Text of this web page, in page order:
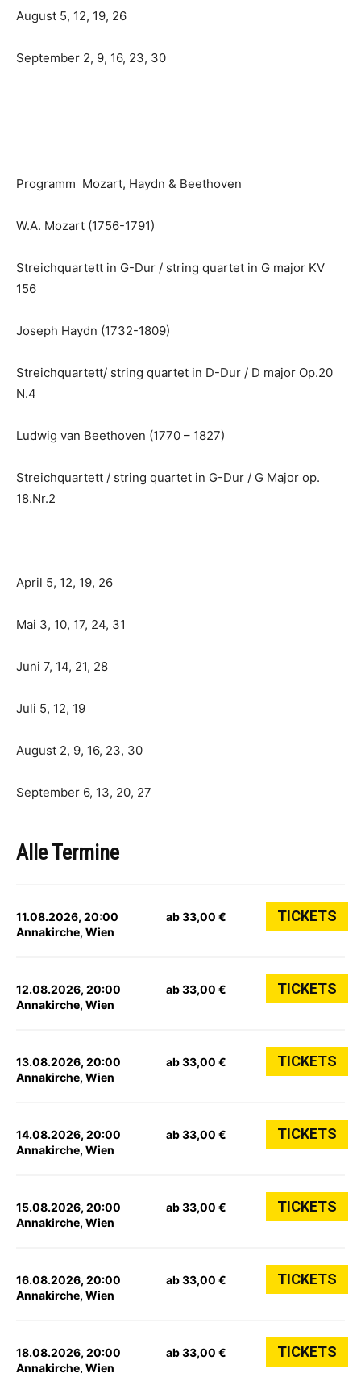
August 5, 12, 19, 26
September 2, 9, 16, 23, 30
Programm Mozart, Haydn & Beethoven
W.A. Mozart (1756-1791)
Streichquartett in G-Dur / string quartet in G major KV
156
Joseph Haydn (1732-1809)
Streichquartett/ string quartet in D-Dur / D major Op.20
N.4
Ludwig van Beethoven (1770 – 1827)
Streichquartett / string quartet in G-Dur / G Major op.
18.Nr.2
April 5, 12, 19, 26
Mai 3, 10, 17, 24, 31
Juni 7, 14, 21, 28
Juli 5, 12, 19
August 2, 9, 16, 23, 30
September 6, 13, 20, 27
Alle Termine
11.08.2026, 20:00
Annakirche, Wien
ab 33,00 € TICKETS
12.08.2026, 20:00
Annakirche, Wien
ab 33,00 € TICKETS
13.08.2026, 20:00
Annakirche, Wien
ab 33,00 € TICKETS
14.08.2026, 20:00
Annakirche, Wien
ab 33,00 € TICKETS
15.08.2026, 20:00
Annakirche, Wien
ab 33,00 € TICKETS
16.08.2026, 20:00
Annakirche, Wien
ab 33,00 € TICKETS
18.08.2026, 20:00
Annakirche, Wien
ab 33,00 € TICKETS